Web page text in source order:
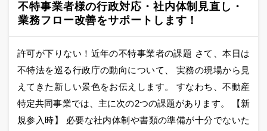
不特事業者様の行政対応・社内体制見直し・
業務フロー改善をサポートします！
許可が下りない！近年の不特事業者の課題 さて、本日は
不特法を巡る行政庁の動向について、 実務の現場から見
えてきた新しい景色をお伝えします。 すなわち、不動産
特定共同事業では、主に次の2つの課題があります。 【新
規参入時】 必要な社内体制や書類の準備が十分でないた